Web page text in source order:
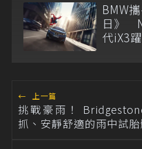
BMW
日》
代iX3
← 上一篇
挑戰豪雨！
抓、安靜舒適的雨中試